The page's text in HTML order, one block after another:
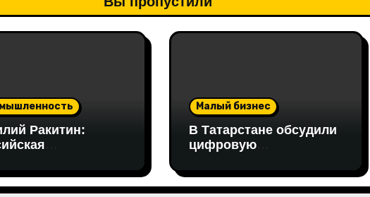
Ракитин:
к
Малый бизнес
В Татарстане обсудили
цифровую
промышленности: в
работе совещания